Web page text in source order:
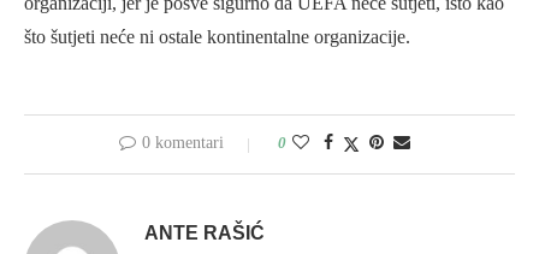
što šutjeti neće ni ostale kontinentalne organizacije.
0 komentari 0
ANTE RAŠIĆ